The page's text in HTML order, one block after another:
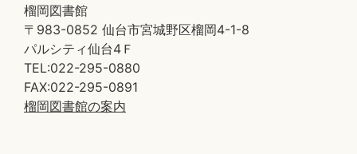
榴岡図書館
〒983-0852 仙台市宮城野区榴岡4-1-8
パルシティ仙台4Ｆ
TEL:022-295-0880
FAX:022-295-0891
榴岡図書館の案内